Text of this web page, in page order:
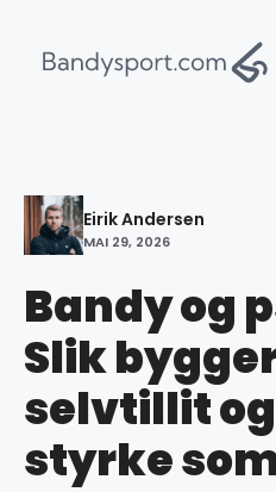
innhold
Eirik Andersen
MAI 29, 2026
Bandy og
Slik
selvtillit
styrke